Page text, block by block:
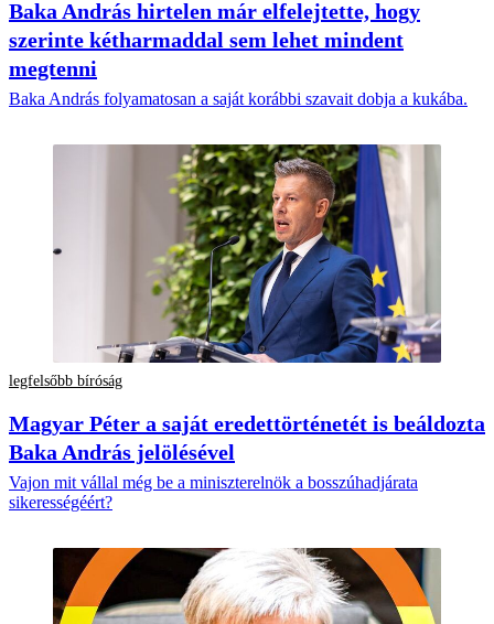
Baka András hirtelen már elfelejtette, hogy
szerinte kétharmaddal sem lehet mindent
megtenni
Baka András folyamatosan a saját korábbi szavait dobja a kukába.
legfelsőbb bíróság
Magyar Péter a saját eredettörténetét is beáldozta
Baka András jelölésével
Vajon mit vállal még be a miniszterelnök a bosszúhadjárata
sikerességéért?